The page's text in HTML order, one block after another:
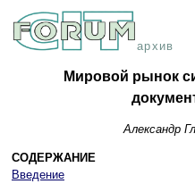
архив
Мировой рынок
Александр
СОДЕРЖАНИЕ
Введение